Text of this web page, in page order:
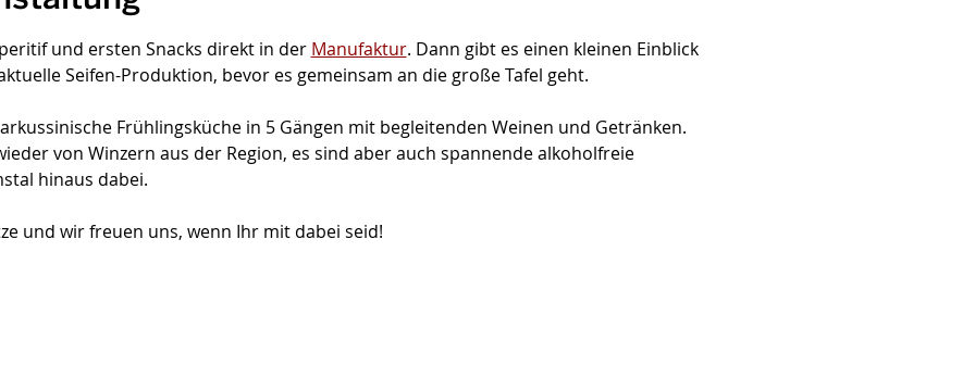
und ersten Snacks direkt in der Manufaktur. Dann gibt es einen kleinen Einblick
Seifen-Produktion, bevor es gemeinsam an die große Tafel geht.
Frühlingsküche in 5 Gängen mit begleitenden Weinen und Getränken.
von Winzern aus der Region, es sind aber auch spannende alkoholfreie
hinaus dabei.
und wir freuen uns, wenn Ihr mit dabei seid!